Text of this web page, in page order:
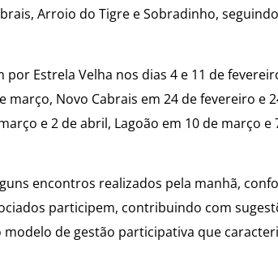
Arroio do Tigre e Sobradinho,
Estrela Velha nos dias 4 e 11 de
março, Novo Cabrais em 24 de fevereiro e
e 2 de abril, Lagoão em 10 de março e
encontros realizados pela manhã,
participem, contribuindo com
de gestão participativa que